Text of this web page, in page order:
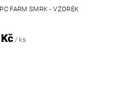
FARM SMRK - VZOREK
/ ks